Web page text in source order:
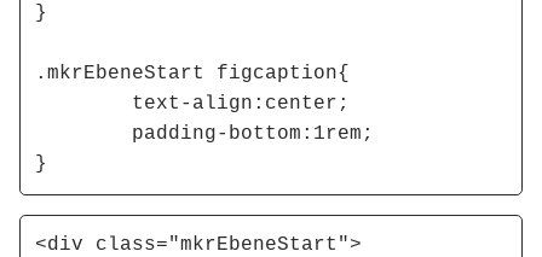
}
.mkrEbeneStart figcaption{
}
<div class="mkrEbeneStart">